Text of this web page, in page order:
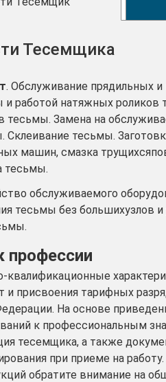
Тесемщика
. Обслуживание прядильных
работой натяжных
тесьмы. Замена на
Склеивание тесьмы.
машин, смазка
тесьмы.
обслуживаемого
тесьмы без большихузлов
профессии
и присвоения тарифных
На основе
к профессиональным
тесемщика, а также
при приеме на
обратите внимание на